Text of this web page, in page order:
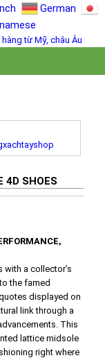
German
SHOES
with a collector’s
the famed
displayed on
link through a
This
lattice midsole
right where